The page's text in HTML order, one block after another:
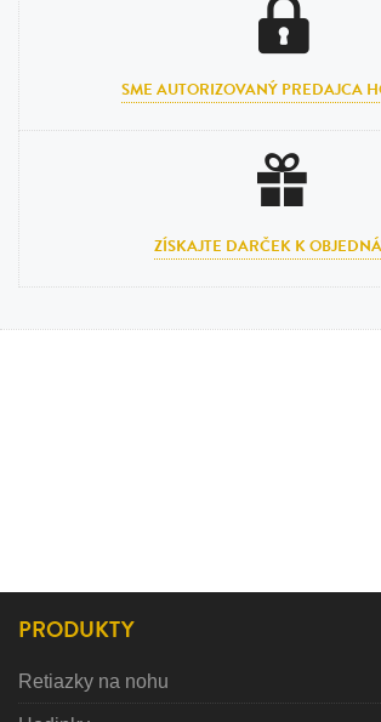
SME AUTORIZOVANÝ PREDAJCA
ZÍSKAJTE DARČEK K
PRODUKTY
Retiazky na nohu